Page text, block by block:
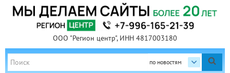
ООО "Регион центр", ИНН 4817003180
по новостям